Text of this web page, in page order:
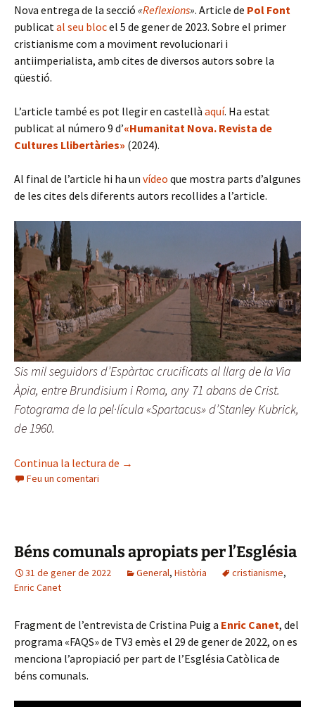
Nova entrega de la secció «Reflexions». Article de Pol Font
publicatal seu blocel 5 de gener de 2023. Sobre el primer
cristianisme com a moviment revolucionari i
antiimperialista, amb cites de diversos autors sobre la
qüestió.
L’article també es pot llegir en castellà aquí. Ha estat
publicat al número 9 d’«Humanitat Nova. Revista de
Cultures Llibertàries» (2024).
Al final de l’article hi ha un vídeo que mostra parts d’algunes
de les cites dels diferents autors recollides a l’article.
Sis mil seguidors d’Espàrtac crucificats al llarg de la Via
Àpia, entre Brundisium i Roma, any 71 abans de Crist.
Fotograma de la pel·lícula «Spartacus» d’Stanley Kubrick,
de 1960.
Continua la lectura de De l’«ekklesia» revolucionària a
→
Feu un comentari
Béns comunals apropiats per l’Església
31 de gener de 2022 General, Història cristianisme,
Enric Canet
Fragment de l’entrevista de Cristina Puig a Enric Canet, del
programa «FAQS» de TV3 emès el 29 de gener de 2022, on es
menciona l’apropiació per part de l’Església Catòlica de
béns comunals.